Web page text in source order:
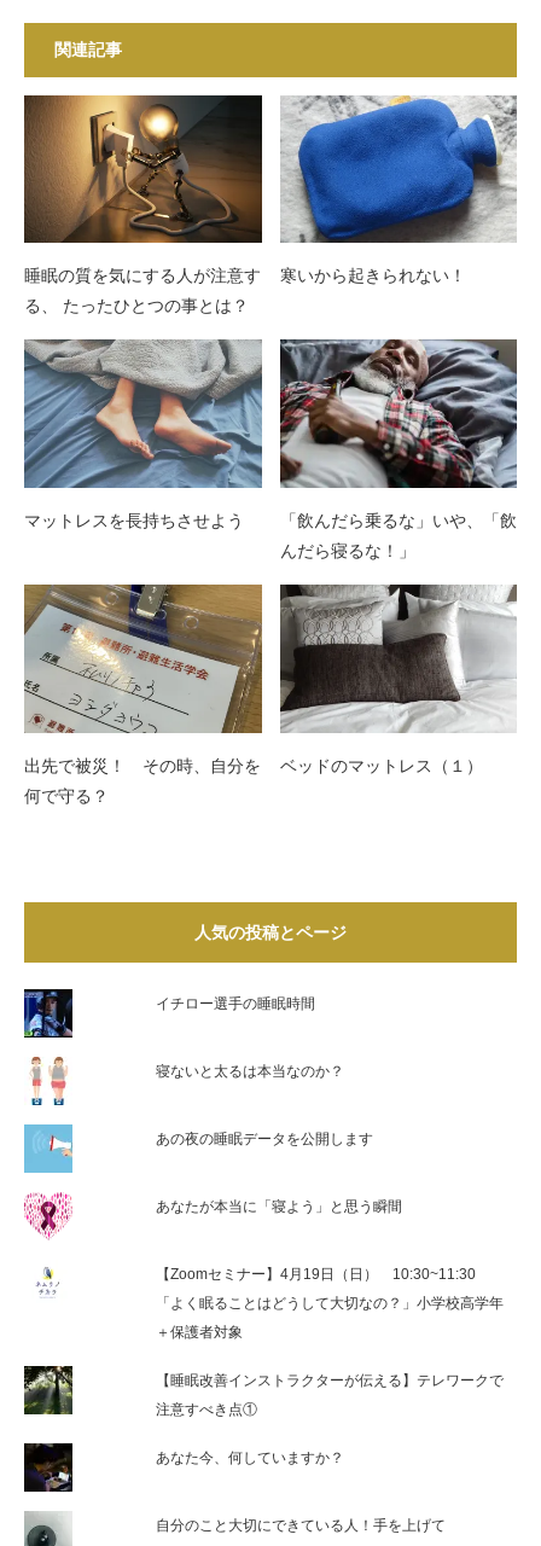
関連記事
睡眠の質を気にする人が注意す
る、 たったひとつの事とは？
寒いから起きられない！
マットレスを長持ちさせよう
「飲んだら乗るな」いや、「飲
んだら寝るな！」
出先で被災！ その時、自分を
何で守る？
ベッドのマットレス（１）
人気の投稿とページ
イチロー選手の睡眠時間
寝ないと太るは本当なのか？
あの夜の睡眠データを公開します
あなたが本当に「寝よう」と思う瞬間
【Zoomセミナー】4月19日（日） 10:30~11:30
「よく眠ることはどうして大切なの？」小学校高学年
＋保護者対象
【睡眠改善インストラクターが伝える】テレワークで
注意すべき点①
あなた今、何していますか？
自分のこと大切にできている人！手を上げて